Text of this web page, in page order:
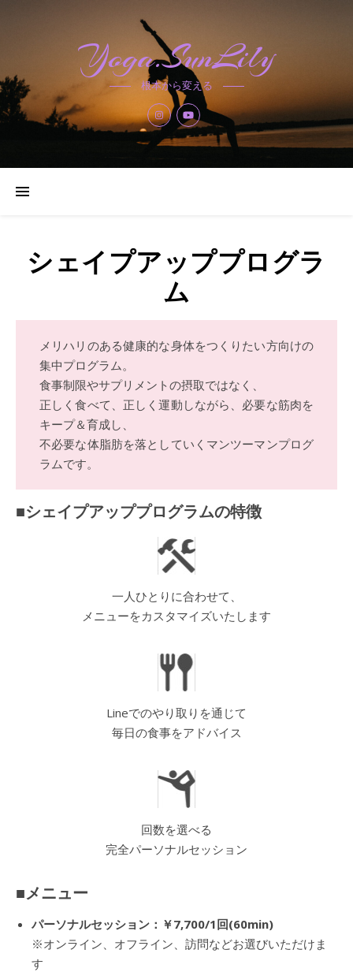
Yoga.SunLily
根本から変える
シェイプアッププログラ
ム
メリハリのある健康的な身体をつくりたい方向けの
集中プログラム。
食事制限やサプリメントの摂取ではなく、
正しく食べて、正しく運動しながら、必要な筋肉を
キープ＆育成し、
不必要な体脂肪を落としていくマンツーマンプログ
ラムです。
■シェイプアッププログラムの特徴
一人ひとりに合わせて、
メニューをカスタマイズいたします
Lineでのやり取りを通じて
毎日の食事をアドバイス
回数を選べる
完全パーソナルセッション
■メニュー
パーソナルセッション：￥7,700/1回(60min)
※オンライン、オフライン、訪問などお選びいただけま
す